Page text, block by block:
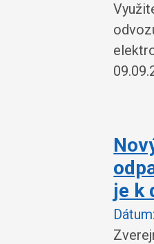
je k
Dátum: